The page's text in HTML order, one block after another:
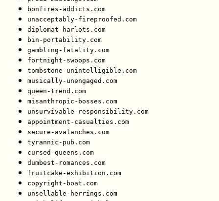
bonfires-addicts.com
unacceptably-fireproofed.com
diplomat-harlots.com
bin-portability.com
gambling-fatality.com
fortnight-swoops.com
tombstone-unintelligible.com
musically-unengaged.com
queen-trend.com
misanthropic-bosses.com
unsurvivable-responsibility.com
appointment-casualties.com
secure-avalanches.com
tyrannic-pub.com
cursed-queens.com
dumbest-romances.com
fruitcake-exhibition.com
copyright-boat.com
unsellable-herrings.com